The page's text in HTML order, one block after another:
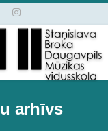
arhīvs